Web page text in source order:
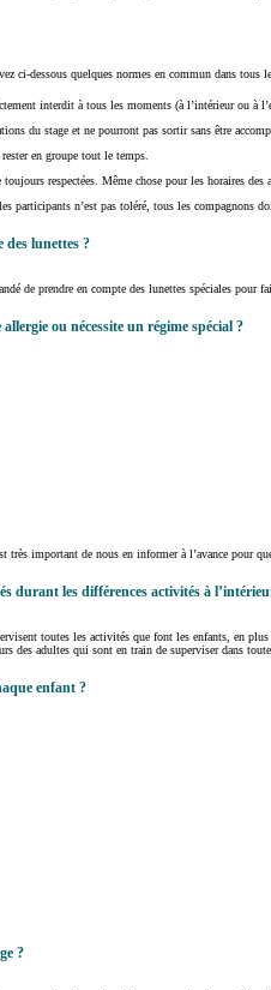
ci-dessous quelques normes en commun dans tous
interdit à tous les moments (à l’intérieur ou à
du stage et ne pourront pas sortir sans être
en groupe tout le temps.
respectées. Même chose pour les horaires des
participants n’est pas toléré, tous les compagnons
lunettes ?
de prendre en compte des lunettes spéciales
ou nécessite un régime spécial ?
très important de nous en informer à l’avance pour
durant les différences activités à
toutes les activités que font les enfants, en
des adultes qui sont en train de superviser dans
enfant ?
?